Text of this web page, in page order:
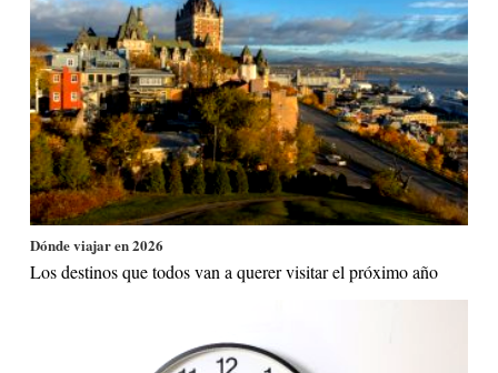
Dónde viajar en 2026
Los destinos que todos van a querer visitar el próximo año